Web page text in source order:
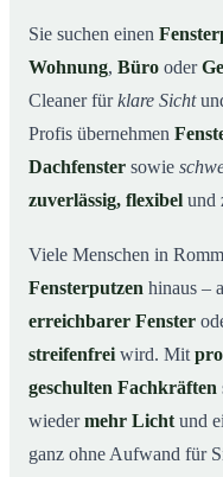
Warum Mr.
05So funktioniert’s
06Fensterputzer in
Jetzt kostenloses
08Qualität, die man
Sie suchen einen
Wohnung, Büro oder
Cleaner fürklare Sicht
Profis übernehmen
Dachfenster sowie
zuverlässig, flexibel und
Viele Menschen in
Fensterputzen hinaus –
erreichbarer Fenster
streifenfrei wird. Mit
geschulten Fachkräften
wiedermehr Licht und
ganz ohne Aufwand für